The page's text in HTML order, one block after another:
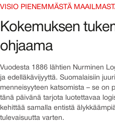
VISIO PIENEMMÄSTÄ
Kokemuksen
ohjaama
Vuodesta 1886 lähtien Nurminen
ja edelläkävijyyttä. Suomalaisiin
menneisyyteen katsomista – se on
tänä päivänä tarjota luotettavaa
kehittää samalla entistä
tulevaisuutta varten.